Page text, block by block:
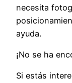
necesita
ayuda.
¡No se ha
Si estás